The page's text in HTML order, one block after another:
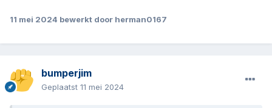
11 mei 2024 bewerkt door herman0167
bumperjim
Geplaatst 11 mei 2024